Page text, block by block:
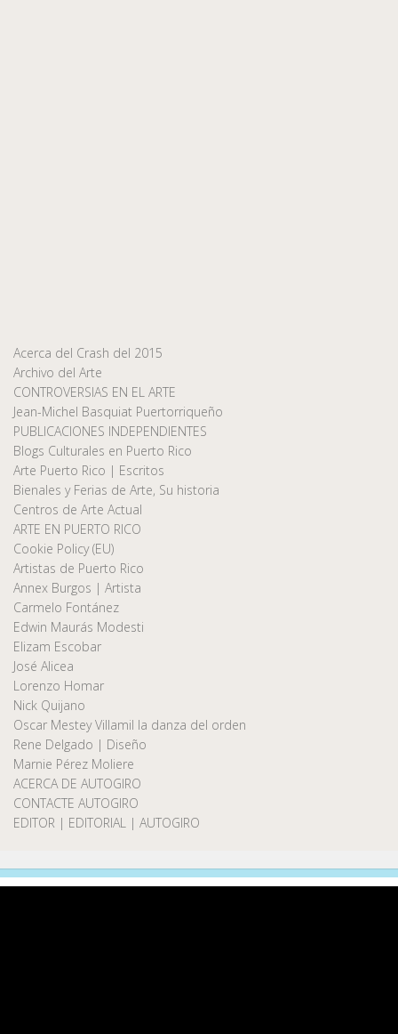
Acerca del Crash del 2015
Archivo del Arte
CONTROVERSIAS EN EL ARTE
Jean-Michel Basquiat Puertorriqueño
PUBLICACIONES INDEPENDIENTES
Blogs Culturales en Puerto Rico
Arte Puerto Rico | Escritos
Bienales y Ferias de Arte, Su historia
Centros de Arte Actual
ARTE EN PUERTO RICO
Cookie Policy (EU)
Artistas de Puerto Rico
Annex Burgos | Artista
Carmelo Fontánez
Edwin Maurás Modesti
Elizam Escobar
José Alicea
Lorenzo Homar
Nick Quijano
Oscar Mestey Villamil la danza del orden
Rene Delgado | Diseño
Marnie Pérez Moliere
ACERCA DE AUTOGIRO
CONTACTE AUTOGIRO
EDITOR | EDITORIAL | AUTOGIRO